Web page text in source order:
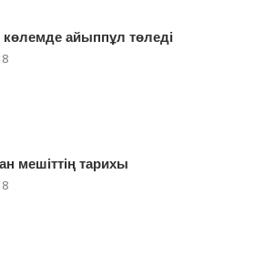
көлемде айыппұл төледі
мешіттің тарихы